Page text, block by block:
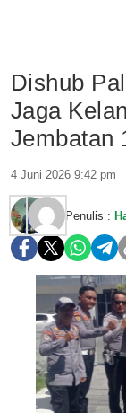
Dishub
Jaga
Jembatan
4 Juni 2026 9:42 pm
Penulis :